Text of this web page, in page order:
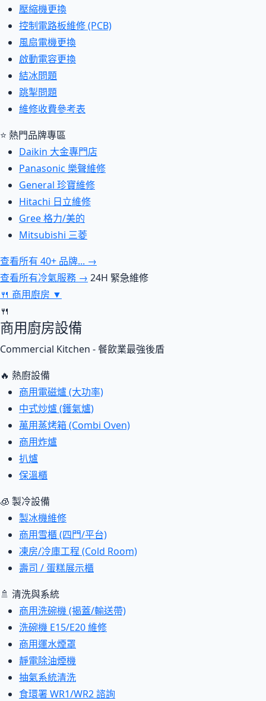
壓縮機更換
控制電路板維修 (PCB)
風扇電機更換
啟動電容更換
結冰問題
跳掣問題
維修收費參考表
⭐ 熱門品牌專區
Daikin 大金專門店
Panasonic 樂聲維修
General 珍寶維修
Hitachi 日立維修
Gree 格力/美的
Mitsubishi 三菱
查看所有 40+ 品牌... →
查看所有冷氣服務 → 24H 緊急維修
🍴 商用廚房 ▼
🍴
商用廚房設備
Commercial Kitchen - 餐飲業最強後盾
🔥 熱廚設備
商用電磁爐 (大功率)
中式炒爐 (鑊氣爐)
萬用蒸烤箱 (Combi Oven)
商用炸爐
扒爐
保溫櫃
🧊 製冷設備
製冰機維修
商用雪櫃 (四門/平台)
凍房/冷庫工程 (Cold Room)
壽司 / 蛋糕展示櫃
🚿 清洗與系統
商用洗碗機 (揭蓋/輸送帶)
洗碗機 E15/E20 維修
商用運水煙罩
靜電除油煙機
抽氣系統清洗
食環署 WR1/WR2 諮詢